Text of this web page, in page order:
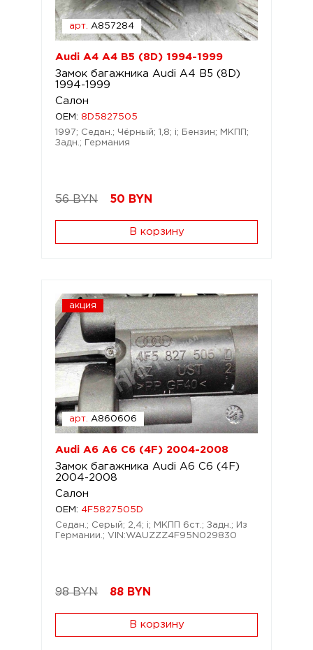
арт. A857284
Audi A4 A4 B5 (8D) 1994-1999
Замок багажника Audi A4 B5 (8D)
1994-1999
Салон
OEM: 8D5827505
1997; Седан.; Чёрный; 1,8; i; Бензин; МКПП;
Задн.; Германия
56 BYN 50 BYN
В корзину
акция
арт. A860606
Audi A6 A6 C6 (4F) 2004-2008
Замок багажника Audi A6 C6 (4F)
2004-2008
Салон
OEM: 4F5827505D
Седан.; Серый; 2,4; i; МКПП 6ст.; Задн.; Из
Германии.; VIN:WAUZZZ4F95N029830
98 BYN 88 BYN
В корзину